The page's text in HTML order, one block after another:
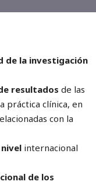
de la investigación
resultados de las
práctica clínica, en
con la
internacional
de los